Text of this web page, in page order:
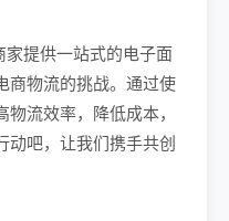
家提供一站式的电子面
商物流的挑战。通过使
流效率，降低成本，
动吧，让我们携手共创